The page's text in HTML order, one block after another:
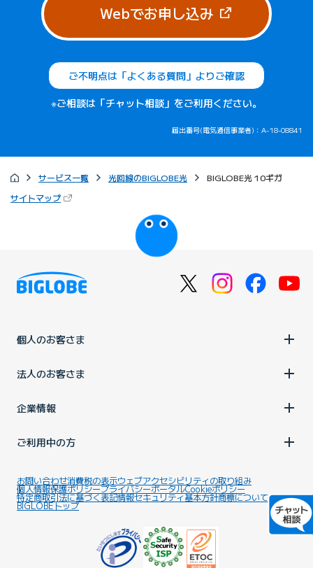
Webでお申し込み（新しいタブ
ご不明点は「よくある質問」よりご確認
※ご相談は「チャット相談」をご利用ください。
届出番号(電気通信事業者)：A-18-08841
サービス一覧 光回線のBIGLOBE光
BIGLOBE光 10ギガ
サイトマップ（新しいタブで開きます）
個人のお客さま
法人のお客さま
企業情報
ご利用中の方
お問い合わせ消費税の表示ウェブアクセシビリティの取り組み
個人情報保護ポリシープライバシーポータルCookieポリシー
特定商取引法に基づく表記情報セキュリティ基本方針商標について
BIGLOBEトップ